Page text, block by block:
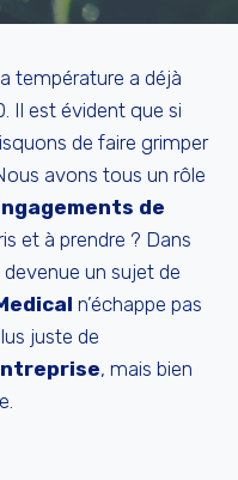
température a déjà
Il est évident que si
de faire grimper
avons tous un rôle
de
et à prendre ? Dans
un sujet de
n’échappe pas
juste de
, mais bien